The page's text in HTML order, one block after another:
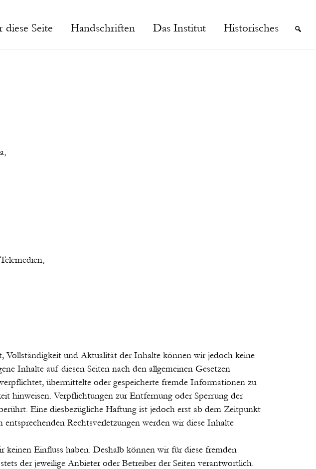
diese Seite Handschriften Das Institut Historisches
Vollständigkeit und Aktualität der Inhalte können wir jedoch keine
Inhalte auf diesen Seiten nach den allgemeinen Gesetzen
übermittelte oder gespeicherte fremde Informationen zu
hinweisen. Verpflichtungen zur Entfernung oder Sperrung der
Eine diesbezügliche Haftung ist jedoch erst ab dem Zeitpunkt
Rechtsverletzungen werden wir diese Inhalte
Einfluss haben. Deshalb können wir für diese fremden
der jeweilige Anbieter oder Betreiber der Seiten verantwortlich.